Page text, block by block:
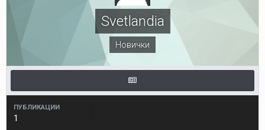
Svetlandia
Новички
ПУБЛИКАЦИИ
1